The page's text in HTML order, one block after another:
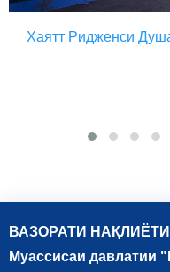
Хаятт Ридженси
ВАЗОРАТИ
Муассисаи давлатии